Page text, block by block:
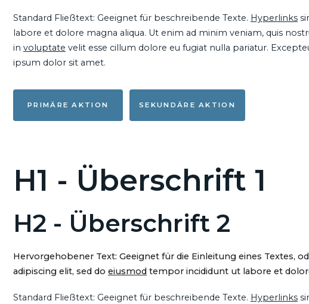
Standard Fließtext: Geeignet für beschreibende Texte. Hyperlinks
labore et dolore magna aliqua. Ut enim ad minim veniam, quis
in voluptate velit esse cillum dolore eu fugiat nulla pariatur.
ipsum dolor sit amet.
PRIMÄRE AKTION SEKUNDÄRE AKTION
H1 - Überschrift 1
H2 - Überschrift 2
Hervorgehobener Text: Geeignet für die Einleitung eines Textes,
adipiscing elit, sed do eiusmod tempor incididunt ut labore et
Standard Fließtext: Geeignet für beschreibende Texte. Hyperlinks